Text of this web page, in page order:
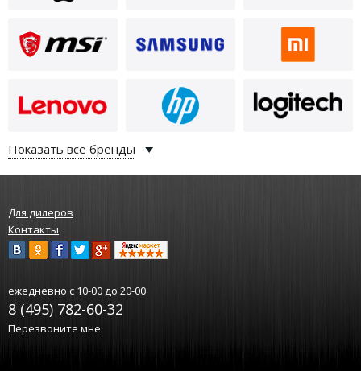
Показать все бренды
Для дилеров
Контакты
ежедневно с 10-00 до 20-00
8 (495) 782-60-32
Перезвоните мне